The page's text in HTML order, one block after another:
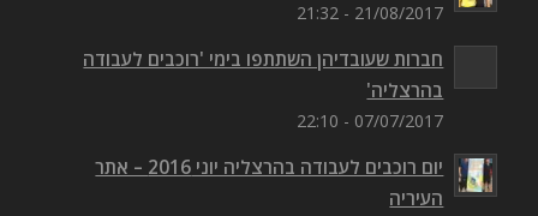
21/08/2017 - 21:32
חברות שעובדיהן השתתפו בימי 'רוכבים לעבודה
בהרצליה'
07/07/2017 - 22:10
יום רוכבים לעבודה בהרצליה יוני 2016 – אתר
העיריה